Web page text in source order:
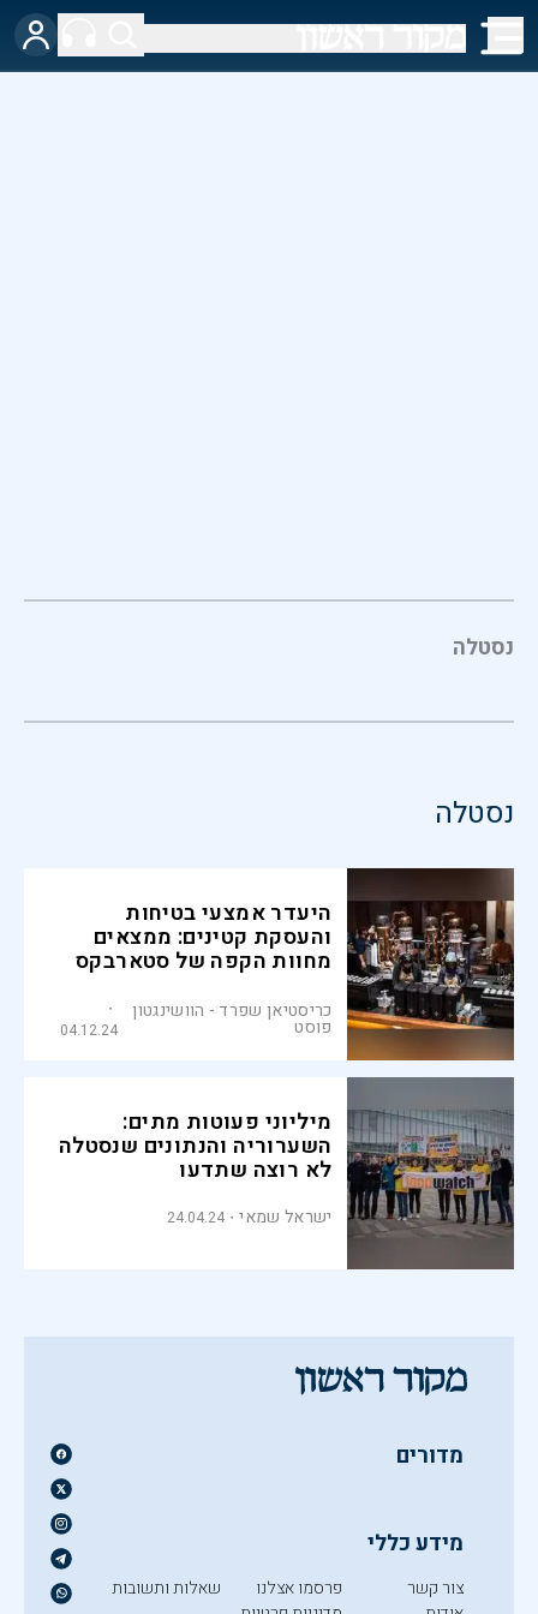
נסטלה
נסטלה
היעדר אמצעי בטיחות
והעסקת קטינים: ממצאים
מחוות הקפה של סטארבקס
כריסטיאן שפרד - הוושינגטון
פוסט 04.12.24
מיליוני פעוטות מתים:
השערוריה והנתונים שנסטלה
לא רוצה שתדעו
ישראל שמאי 24.04.24
מדורים
מידע כללי
צור קשר
פרסמו אצלנו
שאלות ותשובות